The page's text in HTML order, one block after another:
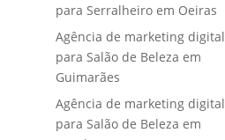
para Serralheiro em Oeiras
Agência de marketing digital
para Salão de Beleza em
Guimarães
Agência de marketing digital
para Salão de Beleza em